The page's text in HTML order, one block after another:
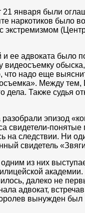
января были
наркотиков было
ее адвоката было
что надо еще
Между тем,
Также судья
эпизод
свидетели-понятые
на следствии. Ни
свидетель
из них
академии.
далеко не
адвокат,
вынужден был